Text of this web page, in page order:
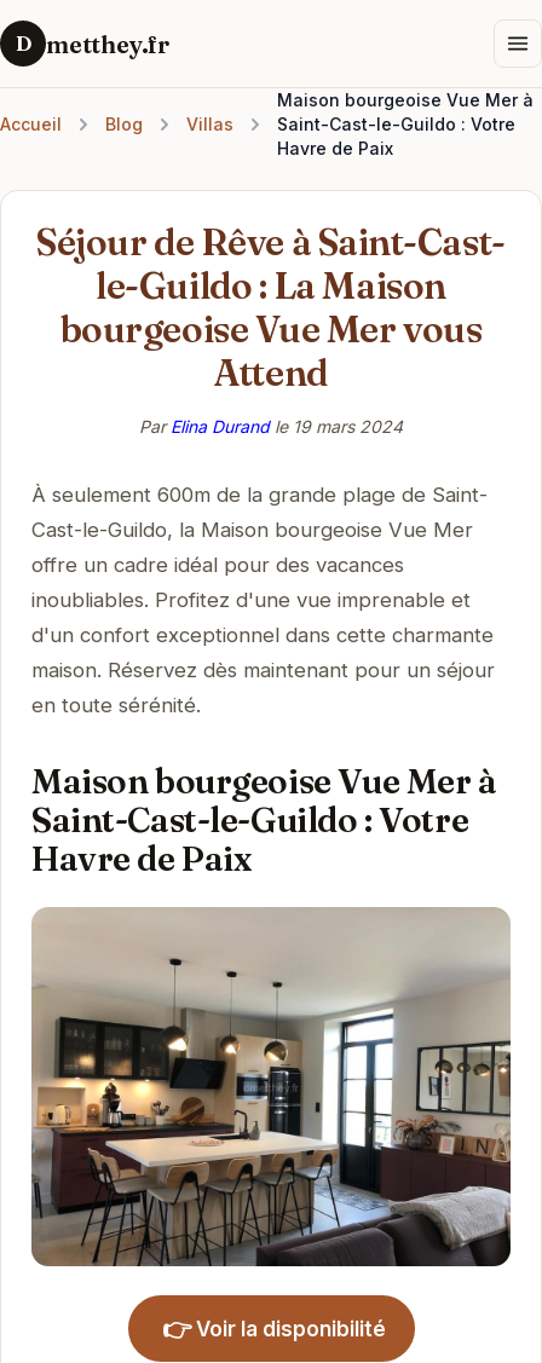
D metthey.fr
Accueil Blog Villas
Maison bourgeoise Vue Mer à
Saint-Cast-le-Guildo : Votre
Havre de Paix
Séjour de Rêve à Saint-Cast-
le-Guildo : La Maison
bourgeoise Vue Mer vous
Attend
ParElina Durandle 19 mars 2024
À seulement 600m de la grande plage de Saint-
Cast-le-Guildo, la Maison bourgeoise Vue Mer
offre un cadre idéal pour des vacances
inoubliables. Profitez d'une vue imprenable et
d'un confort exceptionnel dans cette charmante
maison. Réservez dès maintenant pour un séjour
en toute sérénité.
Maison bourgeoise Vue Mer à
Saint-Cast-le-Guildo : Votre
Havre de Paix
👉 Voir la disponibilité